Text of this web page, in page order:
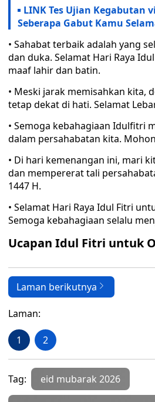
LINK Tes Ujian Kegabutan
Seberapa Gabut Kamu
• Sahabat terbaik adalah yang
dan duka. Selamat Hari Raya
maaf lahir dan batin.
• Meski jarak memisahkan kita,
tetap dekat di hati. Selamat
• Semoga kebahagiaan Idulfitri
dalam persahabatan kita.
• Di hari kemenangan ini, mari
dan mempererat tali
1447 H.
• Selamat Hari Raya Idul Fitri
Semoga kebahagiaan selalu
Ucapan Idul Fitri untuk
Laman berikutnya
Laman:
1 2
Tag: eid mubarak 2026